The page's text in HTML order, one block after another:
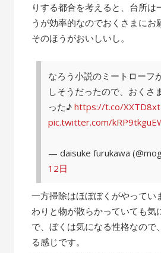
りする都合を考えると、台所は
うが効率的なのでおくさまにお
そのほうがおいしいし。
なろう小説のミートローフ
しそうだったので、おくさ
った♪https://t.co/
pic.twitter.com/
— daisuke furukawa
12日
一方掃除はほぼぼくがやってい
わりと物が散らかっていても気
で、ぼくは気になる性格なので
る感じです。